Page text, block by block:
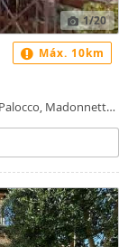
1/20
Madonnetta
Máx. 10km